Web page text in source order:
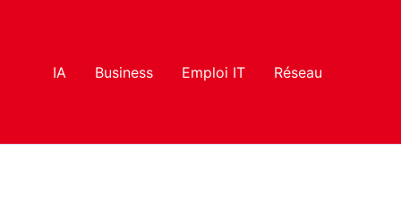
IA Business Emploi IT Réseau